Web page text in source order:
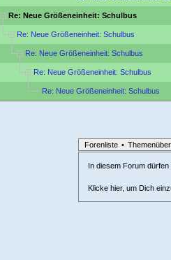
Re: Neue Größeneinheit: Schulbus
Re: Neue Größeneinheit: Schulbus
Re: Neue Größeneinheit: Schulbus
Re: Neue Größeneinheit: Schulbus
Re: Neue Größeneinheit: Schulbus
Forenliste •
In diesem Forum
Klicke hier, um Dich